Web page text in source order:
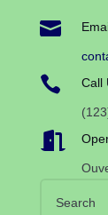

 Call
